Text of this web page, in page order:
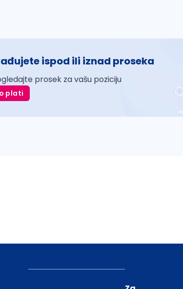
ispod ili iznad proseka
prosek za vašu poziciju
plati